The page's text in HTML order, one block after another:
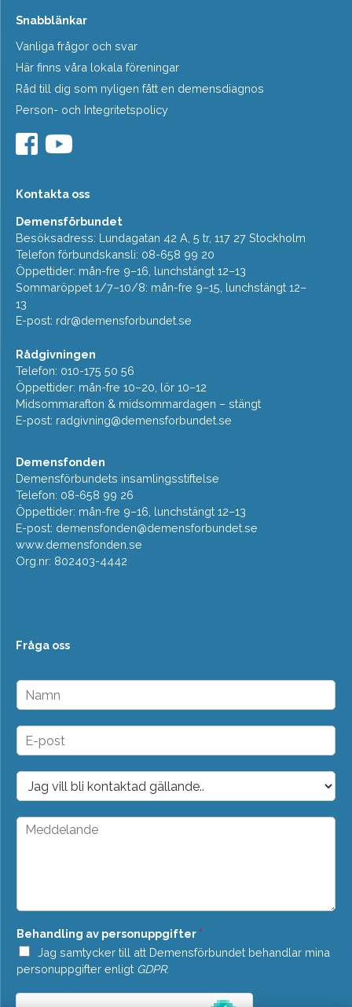
Snabblänkar
Vanliga frågor och svar
Här finns våra lokala föreningar
Råd till dig som nyligen fått en demensdiagnos
Person- och Integritetspolicy
Kontakta oss
Demensförbundet
Besöksadress: Lundagatan 42 A, 5 tr, 117 27 Stockholm
Telefon förbundskansli: 08-658 99 20
Öppettider: mån-fre 9–16, lunchstängt 12–13
Sommaröppet 1/7–10/8: mån-fre 9–15, lunchstängt 12–
13
E-post: rdr@demensforbundet.se
Rådgivningen
Telefon: 010-175 50 56
Öppettider: mån-fre 10–20, lör 10–12
Midsommarafton & midsommardagen – stängt
E-post: radgivning@demensforbundet.se
Demensfonden
Demensförbundets insamlingsstiftelse
Telefon: 08-658 99 26
Öppettider: mån-fre 9–16, lunchstängt 12–13
E-post: demensfonden@demensforbundet.se
www.demensfonden.se
Org.nr: 802403-4442
Fråga oss
N
m
n
E
p
o
t
*
D
o
p
M
a
d
e
*
Behandling av personuppgifter *
Jag samtycker till att Demensförbundet behandlar mina
personuppgifter enligt GDPR.